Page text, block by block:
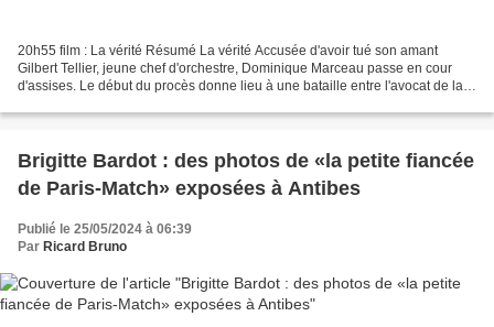
20h55 film : La vérité Résumé La vérité Accusée d'avoir tué son amant
Gilbert Tellier, jeune chef d'orchestre, Dominique Marceau passe en cour
d'assises. Le début du procès donne lieu à une bataille entre l'avocat de la
Brigitte Bardot : des photos de «la petite fiancée
de Paris-Match» exposées à Antibes
Publié le 25/05/2024 à 06:39
Par Ricard Bruno